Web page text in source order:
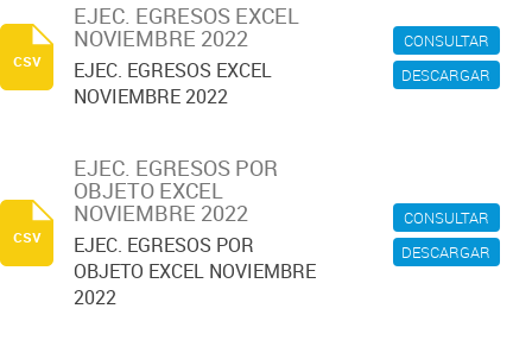
CONSULTAR
DESCARGAR
EJEC. EGRESOS EXCEL
NOVIEMBRE 2022
EJEC. EGRESOS EXCEL
NOVIEMBRE 2022
csv
CONSULTAR
DESCARGAR
EJEC. EGRESOS POR
OBJETO EXCEL
NOVIEMBRE 2022
EJEC. EGRESOS POR
OBJETO EXCEL NOVIEMBRE
2022
csv